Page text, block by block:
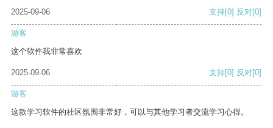
2025-09-06
支持[0] 反对[0]
游客
这个软件我非常喜欢
2025-09-06 支持[0] 反对[0]
游客
这款学习软件的社区氛围非常好，可以与其他学习者交流学习心得。